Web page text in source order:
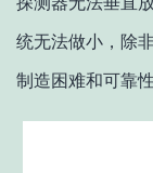
统无法做小，除
制造困难和可靠